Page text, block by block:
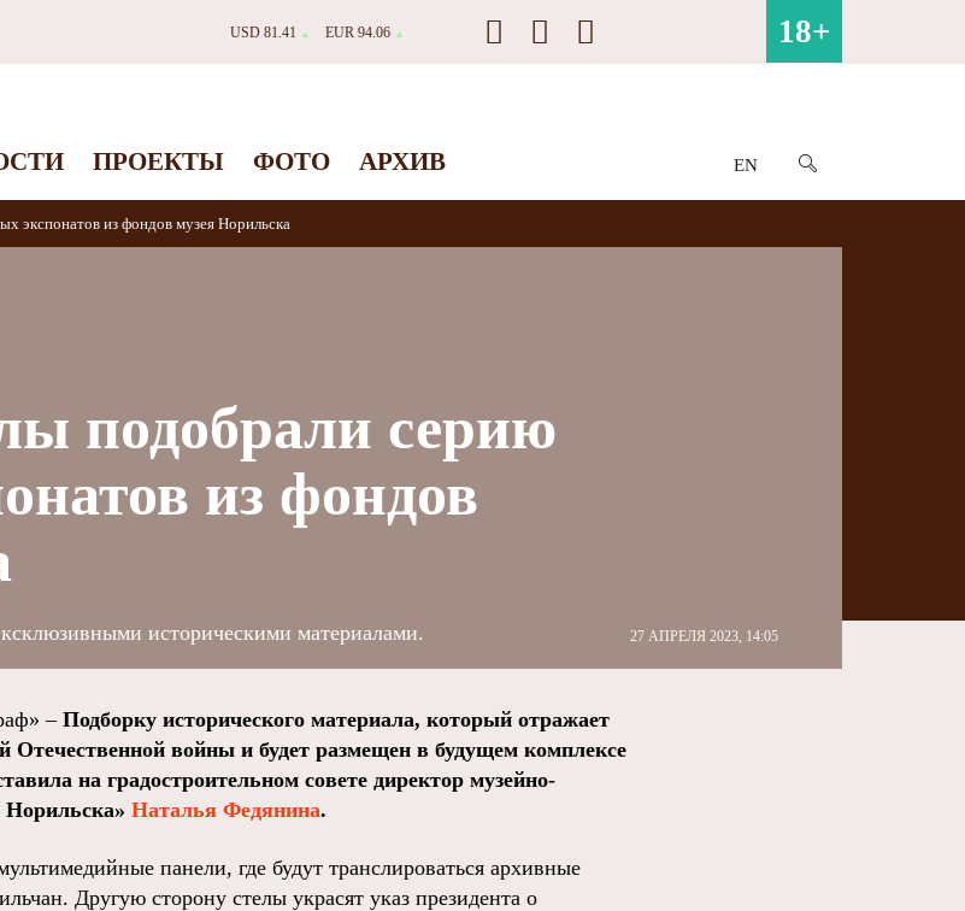
USD 81.41 ▲ EUR 94.06 ▲ 18+
ПРОЕКТЫ ФОТО АРХИВ EN
экспонатов из фондов музея Норильска
подобрали серию
из фондов
27 АПРЕЛЯ 2023, 14:05
историческими материалами.
– Подборку исторического материала, который отражает
Отечественной войны и будет размещен в будущем комплексе
на градостроительном совете директор музейно-
Норильска» Наталья Федянина.
панели, где будут транслироваться архивные
Другую сторону стелы украсят указ президента о